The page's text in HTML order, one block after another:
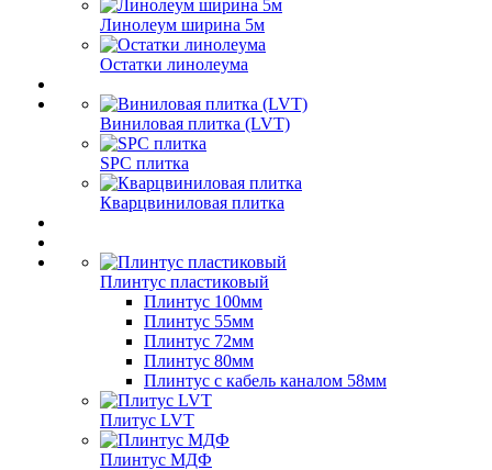
Линолеум ширина 5м
Остатки линолеума
Виниловая плитка (LVT)
SPC плитка
Кварцвиниловая плитка
Плинтус пластиковый
Плинтус 100мм
Плинтус 55мм
Плинтус 72мм
Плинтус 80мм
Плинтус с кабель каналом 58мм
Плитус LVT
Плинтус МДФ